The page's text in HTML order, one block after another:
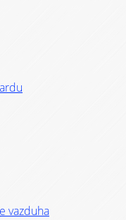
vazduha